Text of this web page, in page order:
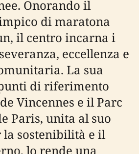
Onorando il
di maratona
il centro incarna i
eccellenza e
La sua
di riferimento
Vincennes e il Parc
Paris, unita al suo
sostenibilità e il
lo rende una